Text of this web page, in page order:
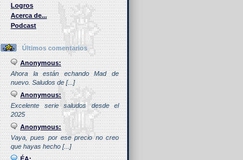
Logros
Acerca de...
Podcast
Últimos comentarios
Anonymous:
Ahora la están echando Mad de
nuevo. Saludos de [...]
Anonymous:
Excelente serie saludos desde el
2025
Anonymous:
Vaya, pues por ese precio no creo
que hayas hecho [...]